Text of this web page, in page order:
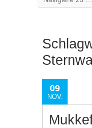
09
NOV.